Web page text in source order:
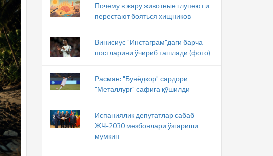
Почему в жару животные глупеют и
перестают бояться хищников
Винисиус "Инстаграм"даги барча
постларини ўчириб ташлади (фото)
Расман: "Бунёдкор" сардори
"Металлург" сафига қўшилди
Испаниялик депутатлар сабаб
ЖЧ-2030 мезбонлари ўзгариши
мумкин